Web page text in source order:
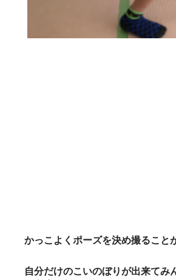
かっこよくポーズを決め撮るこ
自分だけのこいのぼりが出来てみ